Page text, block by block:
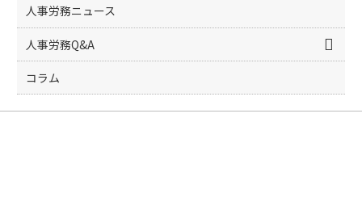
人事労務ニュース
人事労務Q&A
コラム